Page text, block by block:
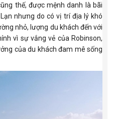
thế, được mệnh danh là bãi
nhưng do có vị trí địa lý khó
nhỏ, lượng du khách đến với
vì sự vắng vẻ của Robinson,
của du khách đam mê sống